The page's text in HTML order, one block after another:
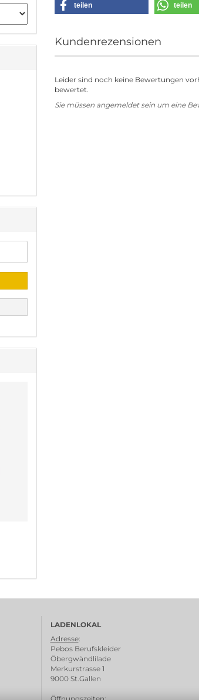
teilen teilen
Kundenrezensionen
Leider sind noch keine Bewertungen
bewertet.
Sie müssen angemeldet sein um eine
LADENLOKAL
Adresse:
Pebos Berufskleider
Öbergwändlilade
Merkurstrasse 1
9000 St.Gallen